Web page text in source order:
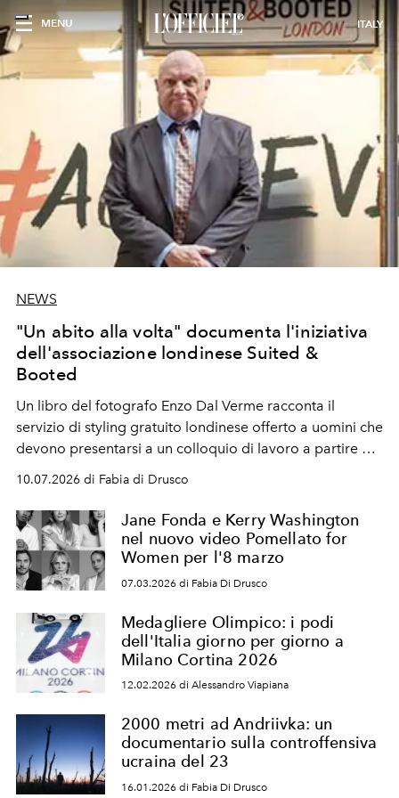
MENU ITALY
NEWS
"Un abito alla volta" documenta l'iniziativa
dell'associazione londinese Suited &
Booted
Un libro del fotografo Enzo Dal Verme racconta il
servizio di styling gratuito londinese offerto a uomini che
devono presentarsi a un colloquio di lavoro a partire da
una condizione di vulnerabilità. Un'iniziativa virtuosa che
10.07.2026 di Fabia di Drusco
Jane Fonda e Kerry Washington
nel nuovo video Pomellato for
Women per l'8 marzo
07.03.2026 di Fabia Di Drusco
Medagliere Olimpico: i podi
dell'Italia giorno per giorno a
Milano Cortina 2026
12.02.2026 di Alessandro Viapiana
2000 metri ad Andriivka: un
documentario sulla controffensiva
ucraina del 23
16.01.2026 di Fabia Di Drusco